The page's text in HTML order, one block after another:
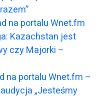
na portalu Wnet.fm
Kazachstan jest
czy Majorki –
na portalu Wnet.fm –
„Jesteśmy